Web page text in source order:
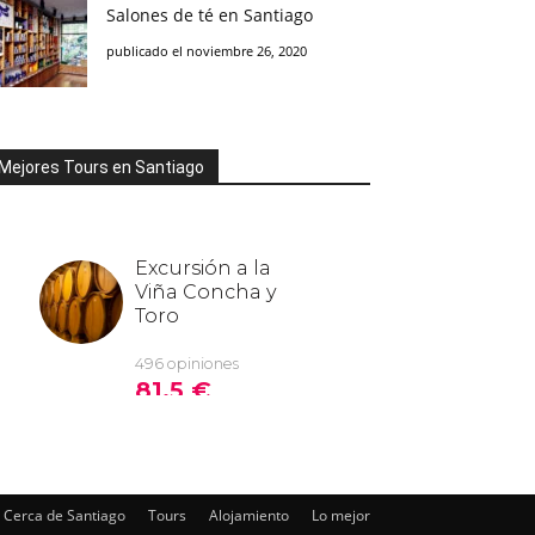
Salones de té en Santiago
publicado el noviembre 26, 2020
Mejores Tours en Santiago
Cerca de Santiago Tours Alojamiento Lo mejor